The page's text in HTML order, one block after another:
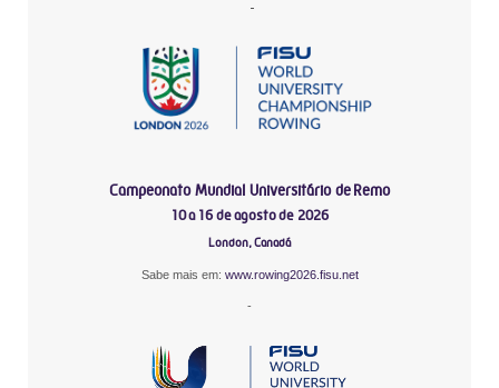
-
Campeonato Mundial Universitário de Remo
10 a 16 de agosto de 2026
London, Canadá
Sabe mais em: www.rowing2026.fisu.net
-